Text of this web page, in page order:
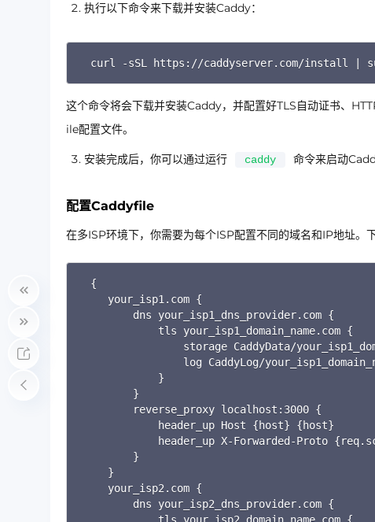
执行以下命令来下载并安装Caddy：
curl -sSL https://caddyserver.com/install |
这个命令将会下载并安装Caddy，并配置好TLS自动证书、
ile配置文件。
安装完成后，你可以通过运行 caddy 命令来启动
配置Caddyfile
在多ISP环境下，你需要为每个ISP配置不同的域名和IP地址。
{
    your_isp1.com {
        dns your_isp1_dns_provider.com {
            tls your_isp1_domain_name.com {
storage CaddyData/
log CaddyLog/
            }
        }
        reverse_proxy localhost:3000 {
            header_up Host {host} {host}
header_up X-Forwarded-Proto
        }
    }
    your_isp2.com {
        dns your_isp2_dns_provider.com {